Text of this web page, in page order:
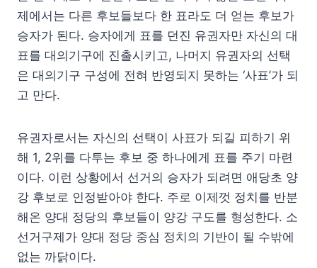
제에서는 다른 후보들보다 한 표라도 더 얻는 후보가
승자가 된다. 승자에게 표를 던진 유권자만 자신의 대
표를 대의기구에 진출시키고, 나머지 유권자의 선택
은 대의기구 구성에 전혀 반영되지 못하는 ‘사표’가 되
고 만다.
유권자로서는 자신의 선택이 사표가 되길 피하기 위
해 1, 2위를 다투는 후보 중 하나에게 표를 주기 마련
이다. 이런 상황에서 선거의 승자가 되려면 애당초 양
강 후보로 인정받아야 한다. 주로 이제껏 정치를 반분
해온 양대 정당의 후보들이 양강 구도를 형성한다. 소
선거구제가 양대 정당 중심 정치의 기반이 될 수밖에
없는 까닭이다.